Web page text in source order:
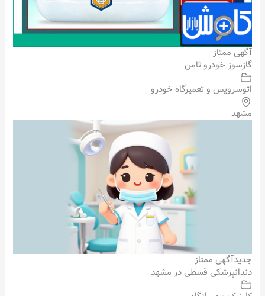
آگهی ممتاز
گازسوز خودرو ثامن
اتوسرویس و تعمیرگاه خودرو
مشهد
جدیدآگهی ممتاز
دندانپزشکی قسطی در مشهد